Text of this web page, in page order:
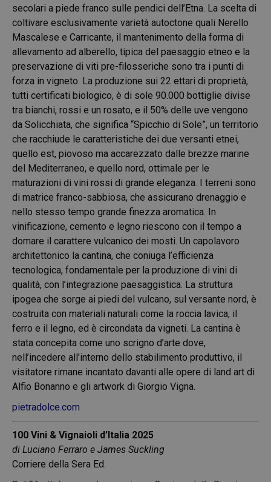
secolari a piede franco sulle pendici dell’Etna. La scelta di
coltivare esclusivamente varietà autoctone quali Nerello
Mascalese e Carricante, il mantenimento della forma di
allevamento ad alberello, tipica del paesaggio etneo e la
preservazione di viti pre-filosseriche sono tra i punti di
forza in vigneto. La produzione sui 22 ettari di proprietà,
tutti certificati biologico, è di sole 90.000 bottiglie divise
tra bianchi, rossi e un rosato, e il 50% delle uve vengono
da Solicchiata, che significa “Spicchio di Sole”, un territorio
che racchiude le caratteristiche dei due versanti etnei,
quello est, piovoso ma accarezzato dalle brezze marine
del Mediterraneo, e quello nord, ottimale per le
maturazioni di vini rossi di grande eleganza. I terreni sono
di matrice franco-sabbiosa, che assicurano drenaggio e
nello stesso tempo grande finezza aromatica. In
vinificazione, cemento e legno riescono con il tempo a
domare il carattere vulcanico dei mosti. Un capolavoro
architettonico la cantina, che coniuga l’efficienza
tecnologica, fondamentale per la produzione di vini di
qualità, con l’integrazione paesaggistica. La struttura
ipogea che sorge ai piedi del vulcano, sul versante nord, è
costruita con materiali naturali come la roccia lavica, il
ferro e il legno, ed è circondata da vigneti. La cantina è
stata concepita come uno scrigno d’arte dove,
nell’incedere all’interno dello stabilimento produttivo, il
visitatore rimane incantato davanti alle opere di land art di
Alfio Bonanno e gli artwork di Giorgio Vigna.
pietradolce.com
100 Vini & Vignaioli d’Italia 2025
di Luciano Ferraro e James Suckling
Corriere della Sera Ed.